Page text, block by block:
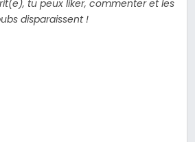
tu peux liker, commenter et les
disparaissent !